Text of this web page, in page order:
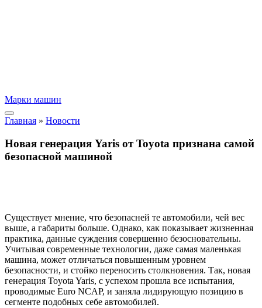
Марки машин
Главная » Новости
Новая генерация Yaris от Toyota признана самой
безопасной машиной
Существует мнение, что безопасней те автомобили, чей вес
выше, а габариты больше. Однако, как показывает жизненная
практика, данные суждения совершенно безосновательны.
Учитывая современные технологии, даже самая маленькая
машина, может отличаться повышенным уровнем
безопасности, и стойко переносить столкновения. Так, новая
генерация Toyota Yaris, с успехом прошла все испытания,
проводимые Euro NCAP, и заняла лидирующую позицию в
сегменте подобных себе автомобилей.